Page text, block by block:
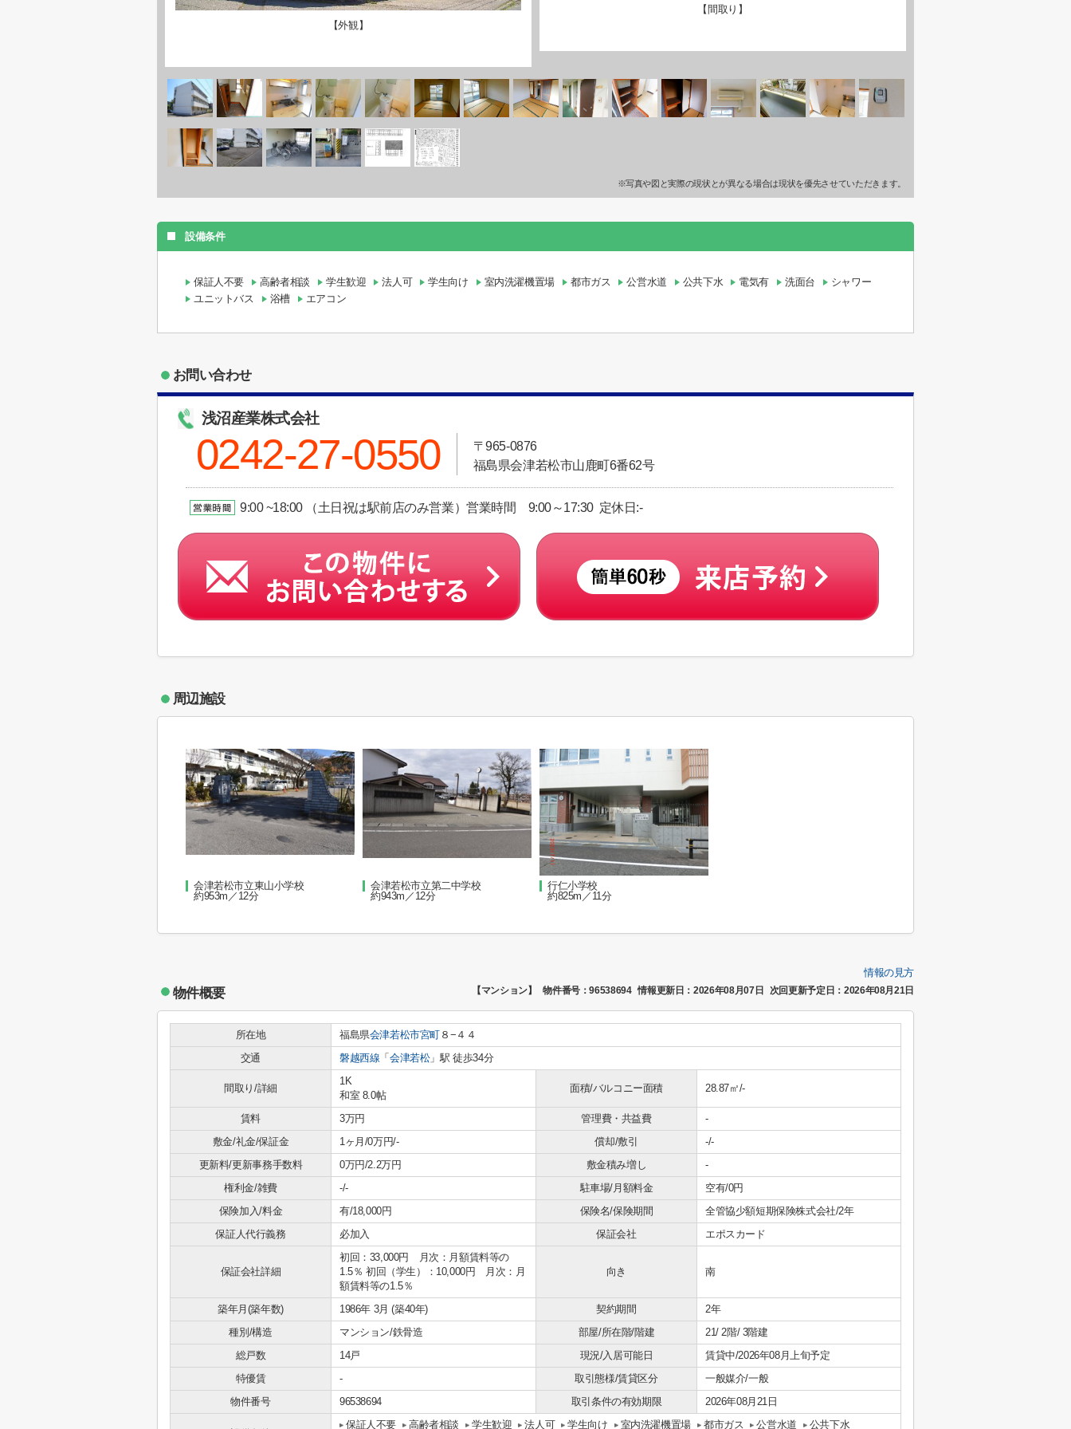
【外観】
【間取り】
※写真や図と実際の現状とが異なる場合は現状を優先させていただきます。
設備条件
保証人不要 高齢者相談 学生歓迎 法人可 学生向け 室内洗濯機置場 都市ガス 公営水道 公共下水 電気有 洗面台
シャワー
ユニットバス
浴槽 エアコン
お問い合わせ
浅沼産業株式会社
0242-27-0550
〒965-0876
福島県会津若松市山鹿町6番62号
9:00 ~18:00 （土日祝は駅前店のみ営業）営業時間 9:00～17:30 定休日:-
周辺施設
会津若松市立東山小学校
約953m／12分
会津若松市立第二中学校
約943m／12分
行仁小学校
約825m／11分
情報の見方
物件概要 【マンション】 物件番号：96538694 情報更新日：2026年08月07日 次回更新予定日：2026年08月21日
所在地 福島県会津若松市宮町 ８−４４
交通
磐越西線 「会津若松」駅 徒歩34分
間取り/詳細
1K
和室 8.0帖
面積/バルコニー面積 28.87㎡/-
賃料 3万円 管理費・共益費
-
敷金/礼金/保証金
1ヶ月/0万円/- 償却/敷引
-/-
更新料/更新事務手数料
0万円/2.2万円 敷金積み増し
-
権利金/雑費
-/- 駐車場/月額料金
空有/0円
保険加入/料金
有/18,000円 保険名/保険期間
全管協少額短期保険株式会社/2年
保証人代行義務
必加入 保証会社 エポスカード
保証会社詳細
初回：33,000円 月次：月額賃料等の
1.5％ 初回（学生）：10,000円 月次：月
額賃料等の1.5％
向き 南
築年月(築年数) 1986年 3月 (築40年) 契約期間
2年
種別/構造
マンション/鉄骨造 部屋/所在階/階建
21/ 2階/ 3階建
総戸数
14戸 現況/入居可能日
賃貸中/2026年08月上旬予定
特優賃
- 取引態様/賃貸区分
一般媒介/一般
物件番号
96538694 取引条件の有効期限 2026年08月21日
保証人不要 高齢者相談 学生歓迎 法人可 学生向け 室内洗濯機置場 都市ガス 公営水道
公共下水